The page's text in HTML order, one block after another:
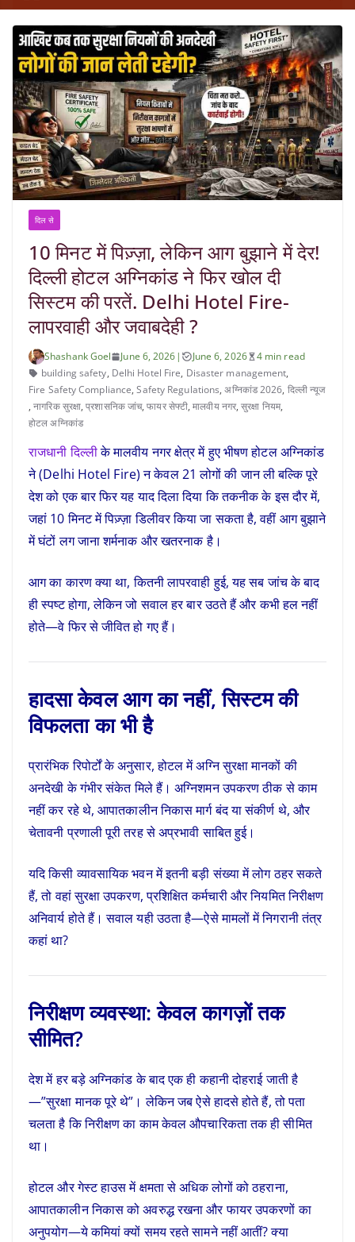
दिल से
10 मिनट में पिज़्ज़ा, लेकिन आग बुझाने में देर!
दिल्ली होटल अग्निकांड ने फिर खोल दी
सिस्टम की परतें. Delhi Hotel Fire-
लापरवाही और जवाबदेही ?
Shashank Goel June 6, 2026 | June 6, 2026
4 min read
building safety, Delhi Hotel Fire, Disaster management,
Fire Safety Compliance,Safety Regulations,अग्निकांड 2026, दिल्ली न्यूज
,नागरिक सुरक्षा,प्रशासनिक जांच,फायर सेफ्टी,मालवीय नगर,सुरक्षा नियम,
होटल अग्निकांड
राजधानी दिल्लीके मालवीय नगर क्षेत्र में हुए भीषण होटल अग्निकांड
ने (Delhi Hotel Fire) न केवल 21 लोगों की जान ली बल्कि पूरे
देश को एक बार फिर यह याद दिला दिया कि तकनीक के इस दौर में,
जहां 10 मिनट में पिज़्ज़ा डिलीवर किया जा सकता है, वहीं आग बुझाने
में घंटों लग जाना शर्मनाक और खतरनाक है।
आग का कारण क्या था, कितनी लापरवाही हुई, यह सब जांच के बाद
ही स्पष्ट होगा, लेकिन जो सवाल हर बार उठते हैं और कभी हल नहीं
होते—वे फिर से जीवित हो गए हैं।
हादसा केवल आग का नहीं, सिस्टम की
विफलता का भी है
प्रारंभिक रिपोर्टों के अनुसार, होटल में अग्नि सुरक्षा मानकों की
अनदेखी के गंभीर संकेत मिले हैं। अग्निशमन उपकरण ठीक से काम
नहीं कर रहे थे, आपातकालीन निकास मार्ग बंद या संकीर्ण थे, और
चेतावनी प्रणाली पूरी तरह से अप्रभावी साबित हुई।
यदि किसी व्यावसायिक भवन में इतनी बड़ी संख्या में लोग ठहर सकते
हैं, तो वहां सुरक्षा उपकरण, प्रशिक्षित कर्मचारी और नियमित निरीक्षण
अनिवार्य होते हैं। सवाल यही उठता है—ऐसे मामलों में निगरानी तंत्र
कहां था?
निरीक्षण व्यवस्था: केवल कागज़ों तक
सीमित?
देश में हर बड़े अग्निकांड के बाद एक ही कहानी दोहराई जाती है
—”सुरक्षा मानक पूरे थे”। लेकिन जब ऐसे हादसे होते हैं, तो पता
चलता है कि निरीक्षण का काम केवल औपचारिकता तक ही सीमित
था।
होटल और गेस्ट हाउस में क्षमता से अधिक लोगों को ठहराना,
आपातकालीन निकास को अवरुद्ध रखना और फायर उपकरणों का
अनुपयोग—ये कमियां क्यों समय रहते सामने नहीं आतीं? क्या